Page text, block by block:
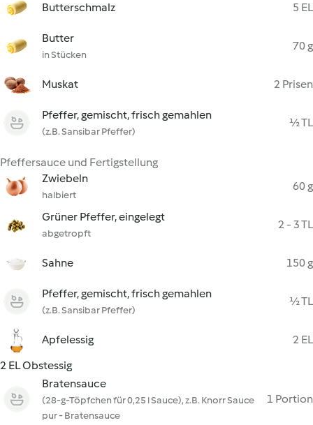
Butterschmalz 5 EL
Butter
in Stücken
70 g
Muskat 2 Prisen
Pfeffer, gemischt, frisch gemahlen
(z.B. Sansibar Pfeffer)
½ TL
Pfeffersauce und Fertigstellung
Zwiebeln
halbiert
60 g
Grüner Pfeffer, eingelegt
abgetropft
2 - 3 TL
Sahne 150 g
Pfeffer, gemischt, frisch gemahlen
(z.B. Sansibar Pfeffer)
½ TL
Apfelessig
2 EL
2 EL Obstessig
Bratensauce
(28-g-Töpfchen für 0,25 l Sauce), z.B. Knorr Sauce
pur - Bratensauce
1 Portion